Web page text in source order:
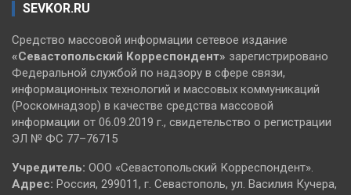
SEVKOR.RU
Средство массовой информации сетевое издание
«Севастопольский Корреспондент» зарегистрировано
Федеральной службой по надзору в сфере связи,
информационных технологий и массовых коммуникаций
(Роскомнадзор) в качестве средства массовой
информации от 06.09.2019 г., свидетельство о регистрации
ЭЛ № ФС 77–76715
Учредитель: ООО «Севастопольский Корреспондент».
Адрес: Россия, 299011, г. Севастополь, ул. Василия Кучера,